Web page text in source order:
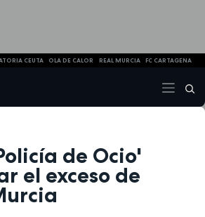
CEUTA OLA DE CALOR REAL MURCIA FC CARTAGENA
de Ocio'
el exceso de